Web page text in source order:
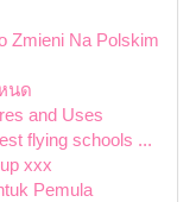
Zmieni Na Polskim
นด
and Uses
flying schools ...
xxx
Pemula